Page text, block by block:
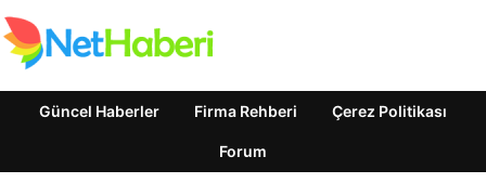
Güncel Haberler Firma Rehberi Çerez Politikası
Forum